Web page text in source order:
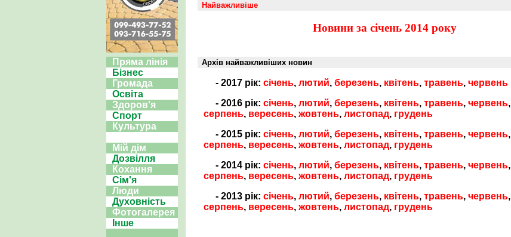
Пряма лінія
Бізнес
Громада
Освіта
Здоров'я
Спорт
Культура
Мій дім
Дозвілля
Кохання
Сім'я
Люди
Духовність
Фотогалерея
Інше
Найважливіше
Новини за січень 2014 року
Архів найважливіших новин
- 2017 рік: січень, лютий, березень, квітень, травень, червень
- 2016 рік: січень, лютий, березень, квітень, травень, червень,
серпень, вересень, жовтень, листопад, грудень
- 2015 рік: січень, лютий, березень, квітень, травень, червень,
серпень, вересень, жовтень, листопад, грудень
- 2014 рік: січень, лютий, березень, квітень, травень, червень,
серпень, вересень, жовтень, листопад, грудень
- 2013 рік: січень, лютий, березень, квітень, травень, червень,
серпень, вересень, жовтень, листопад, грудень